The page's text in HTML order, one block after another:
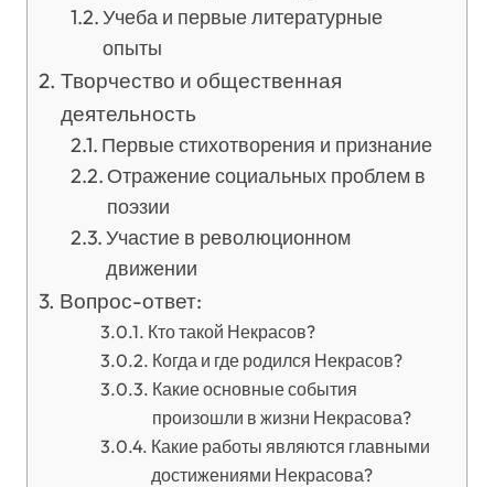
Учеба и первые литературные
опыты
Творчество и общественная
деятельность
Первые стихотворения и признание
Отражение социальных проблем в
поэзии
Участие в революционном
движении
Вопрос-ответ:
Кто такой Некрасов?
Когда и где родился Некрасов?
Какие основные события
произошли в жизни Некрасова?
Какие работы являются главными
достижениями Некрасова?